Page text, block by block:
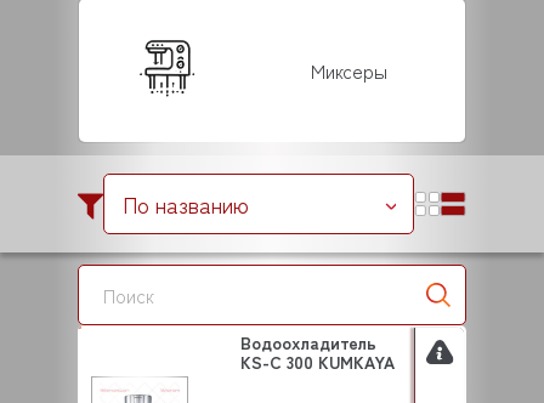
Миксеры
По названию
Водоохладитель
KS-C 300 KUMKAYA